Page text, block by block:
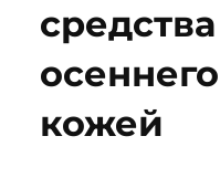
кожей